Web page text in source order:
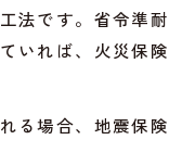
法です。省令準耐
いれば、火災保険
る場合、地震保険